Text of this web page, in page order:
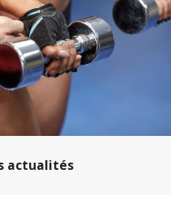
actualités